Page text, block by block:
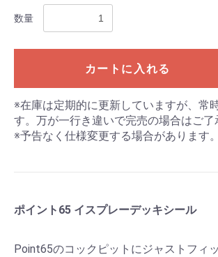
数量
カートに入れる
※在庫は定期的に更新していますが、常
す。万が一行き違いで完売の場合はご了
※予告なく仕様変更する場合があります。
ポイント65 イスプレーデッキシール
Point65のコックピットにジャストフィ